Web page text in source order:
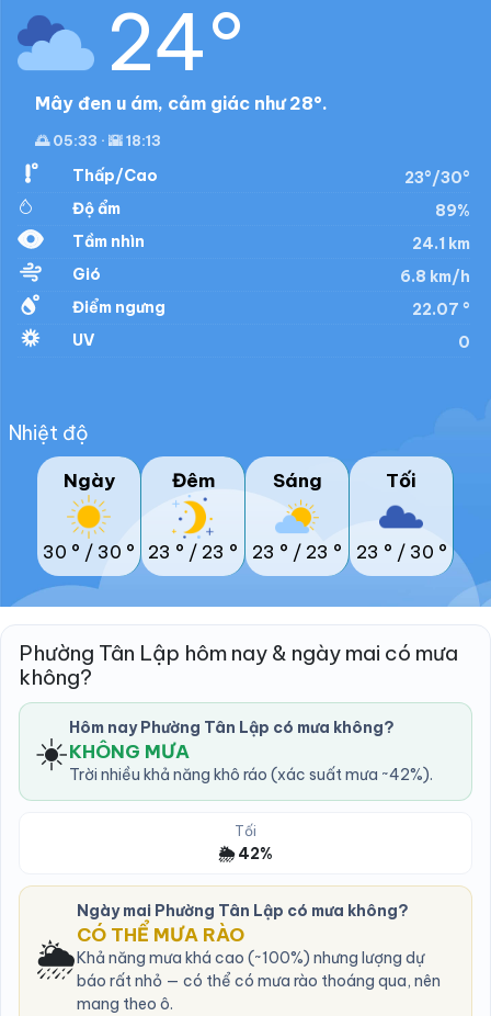
24°
Mây đen u ám, cảm giác như 28°.
🌅 05:33 · 🌇 18:13
Thấp/Cao
23°/30°
Độ ẩm
89%
Tầm nhìn
24.1 km
Gió
6.8 km/h
Điểm ngưng
22.07 °
UV
0
Nhiệt độ
Ngày
30 ° / 30 °
Đêm
23 ° / 23 °
Sáng
23 ° / 23 °
Tối
23 ° / 30 °
Phường Tân Lập hôm nay & ngày mai có mưa
không?
☀️ Hôm nay Phường Tân Lập có mưa không?
KHÔNG MƯA
Trời nhiều khả năng khô ráo (xác suất mưa ~42%).
Tối
🌦️ 42%
🌦️
Ngày mai Phường Tân Lập có mưa không?
CÓ THỂ MƯA RÀO
Khả năng mưa khá cao (~100%) nhưng lượng dự
báo rất nhỏ — có thể có mưa rào thoáng qua, nên
mang theo ô.